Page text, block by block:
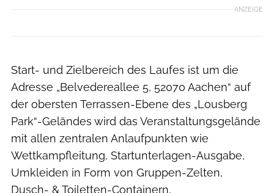
ANZEIGE
Start- und Zielbereich des Laufes ist um die
Adresse „Belvedereallee 5, 52070 Aachen“ auf
der obersten Terrassen-Ebene des „Lousberg
Park“-Geländes wird das Veranstaltungsgelände
mit allen zentralen Anlaufpunkten wie
Wettkampfleitung, Startunterlagen-Ausgabe,
Umkleiden in Form von Gruppen-Zelten,
Dusch- & Toiletten-Containern,